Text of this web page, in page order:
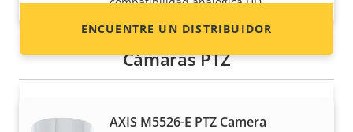
Cámaras PTZ
AXIS M5526-E PTZ Camera
ENCUENTRE UN DISTRIBUIDOR